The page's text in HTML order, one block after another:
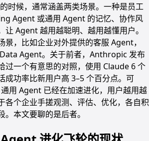
时候，通常涵盖两类场景。一种是员工
Agent 或通用 Agent 的记忆、协作风
让 Agent 越用越聪明、越用越懂用户。
景，比如企业对外提供的客服 Agent，
Agent。关于前者，Anthropic 发布
过一个有意思的对照，使用 Claude 6 个
成功率比新用户高 3–5 个百分点。可
用 Agent 已经在加速进化，用户越用越
各个企业手搓观测、评估、优化，各自积
本文要聊的是后者。